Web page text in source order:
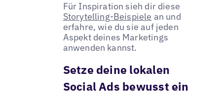
Für Inspiration sieh dir diese
Storytelling-Beispiele an und
erfahre, wie du sie auf jeden
Aspekt deines Marketings
anwenden kannst.
Setze deine lokalen
Social Ads bewusst ein